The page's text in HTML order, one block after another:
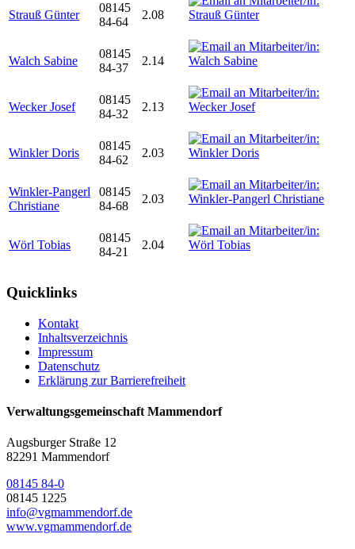
Strauß Günter
08145
84-64
2.08
Walch Sabine
08145
84-37
2.14
Wecker Josef
08145
84-32
2.13
Winkler Doris
08145
84-62
2.03
Winkler-Pangerl
Christiane
08145
84-68
2.03
Wörl Tobias
08145
84-21
2.04
Quicklinks
Kontakt
Inhaltsverzeichnis
Impressum
Datenschutz
Erklärung zur Barrierefreiheit
Verwaltungsgemeinschaft Mammendorf
Augsburger Straße 12
82291 Mammendorf
08145 84-0
08145 1225
info@vgmammendorf.de
www.vgmammendorf.de